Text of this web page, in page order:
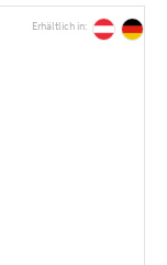
Erhältlich in: